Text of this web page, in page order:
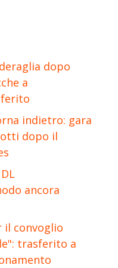
dopo
a
indietro: gara
dopo il
ancora
il convoglio
trasferito a